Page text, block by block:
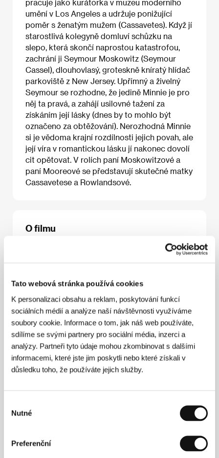
Tato webová stránka používá cookies
K personalizaci obsahu a reklam, poskytování funkcí
sociálních médií a analýze naší návštěvnosti využíváme
soubory cookie. Informace o tom, jak náš web používáte,
sdílíme se svými partnery pro sociální média, inzerci a
analýzy. Partneři tyto údaje mohou zkombinovat s dalšími
informacemi, které jste jim poskytli nebo které získali v
důsledku toho, že používáte jejich služby.
souhlasu
Nutné
Preferenční
pracuje jako kurátorka v muzeu moderního
umění v Los Angeles a udržuje ponižující
poměr s ženatým mužem (Cassavetes). Když jí
starostlivá kolegyně domluví schůzku na
slepo, která skončí naprostou katastrofou,
zachrání ji Seymour Moskowitz (Seymour
Cassel), dlouhovlasý, groteskně kníratý hlídač
parkoviště z New Jersey. Upřímný a živelný
Seymour se rozhodne, že jedině Minnie je pro
něj ta pravá, a zahájí usilovné tažení za
získáním její lásky (dnes by to mohlo být
označeno za obtěžování). Nerozhodná Minnie
si je vědoma krajní rozdílnosti jejich povah, ale
její víra v romantickou lásku jí nakonec dovolí
cit opětovat. V rolích paní Moskowitzové a
paní Mooreové se představují skutečné matky
Cassavetese a Rowlandsové.
O filmu
Margulies / HudbaBo Harwood/ Střih
/ Producent
VýrobaUniversal Pictures/ HrajíGena Rowlands,
Seymour Cassel, Val Avery, John Cassavetes, Tim
Carey, Katherine Cassavetes
/ Kontakt
Stadtkino
Filmverleih und Kinobetriebsgesellschaft m.b.H.,
United International Pictures